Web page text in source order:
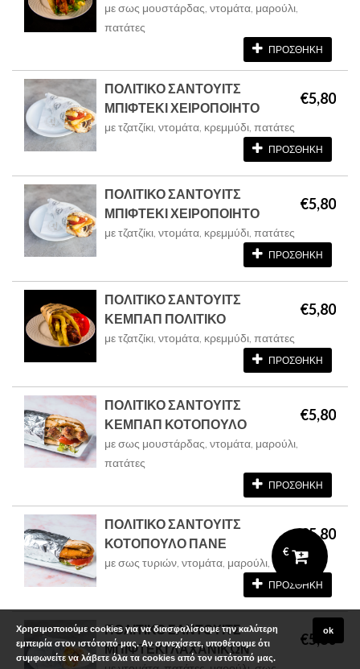
€
με σως μουστάρδας, ντομάτα, μαρούλι,
πατάτες
ΠΡΟΣΘΗΚΗ
ΠΟΛΙΤΙΚΟ ΣΑΝΤΟΥΙΤΣ
ΜΠΙΦΤΕΚΙ ΧΕΙΡΟΠΟΙΗΤΟ
€5,80
με τζατζίκι, ντομάτα, κρεμμύδι, πατάτες
ΠΡΟΣΘΗΚΗ
ΠΟΛΙΤΙΚΟ ΣΑΝΤΟΥΙΤΣ
ΜΠΙΦΤΕΚΙ ΧΕΙΡΟΠΟΙΗΤΟ
€5,80
με τζατζίκι, ντομάτα, κρεμμύδι, πατάτες
ΠΡΟΣΘΗΚΗ
ΠΟΛΙΤΙΚΟ ΣΑΝΤΟΥΙΤΣ
ΚΕΜΠΑΠ ΠΟΛΙΤΙΚΟ
€5,80
με τζατζίκι, ντομάτα, κρεμμύδι, πατάτες
ΠΡΟΣΘΗΚΗ
ΠΟΛΙΤΙΚΟ ΣΑΝΤΟΥΙΤΣ
ΚΕΜΠΑΠ ΚΟΤΟΠΟΥΛΟ
€5,80
με σως μουστάρδας, ντομάτα, μαρούλι,
πατάτες
ΠΡΟΣΘΗΚΗ
ΠΟΛΙΤΙΚΟ ΣΑΝΤΟΥΙΤΣ
ΚΟΤΟΠΟΥΛΟ ΠΑΝΕ
€5,80
με σως τυριών, ντομάτα, μαρούλι, πατάτες
ΠΡΟΣΘΗΚΗ
ΠΟΛΙΤΙΚΟ ΣΑΝΤΟΥΙΤΣ
ΜΠΙΦΤΕΚΙ ΛΑΧΑΝΙΚΩΝ
€5,80
Χρησιμοποιούμε cookies για να διασφαλίσουμε την καλύτερη
εμπειρία στον ιστότοπό μας. Αν συνεχίσετε, υποθέτουμε ότι
συμφωνείτε να λάβετε όλα τα cookies από τον ιστότοπό μας.
ok